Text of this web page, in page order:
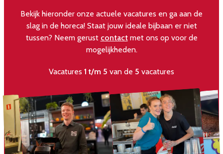
Bekijk hieronder onze actuele vacatures en ga aan de
slag in de horeca! Staat jouw ideale bijbaan er niet
tussen? Neem gerust contactmet ons op voor de
mogelijkheden.
Vacatures 1 t/m 5 van de 5 vacatures